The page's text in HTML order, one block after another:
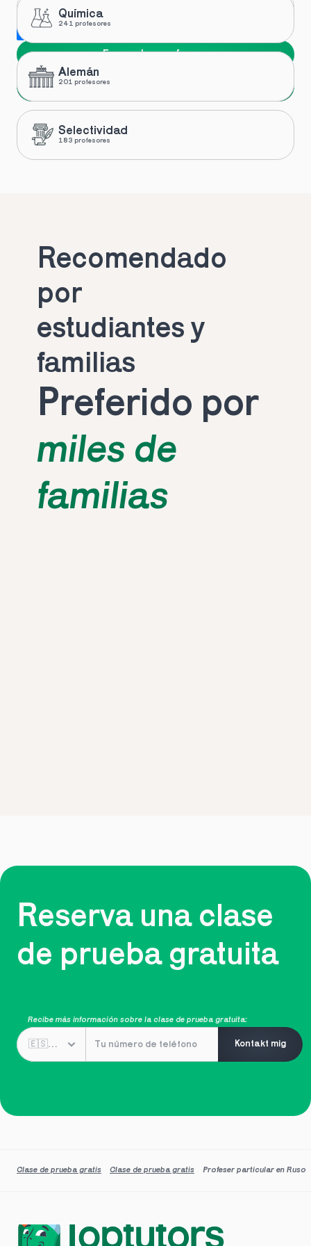
Encuentra profesor
Química
241 profesores
Alemán
201 profesores
Selectividad
183 profesores
Recomendado
por
estudiantes y
familias
Preferido por
miles de
familias
Reserva una clase
de prueba gratuita
Recibe más información sobre la clase de prueba gratuita:
Kontakt mig
Clase de prueba gratis Clase de prueba gratis Profeser particular en Ruso